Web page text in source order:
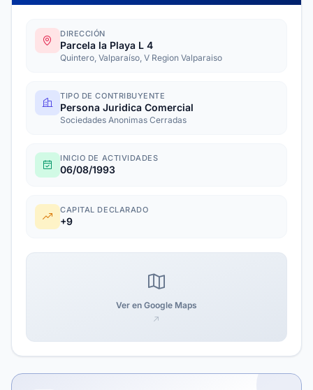
DIRECCIÓN
Parcela la Playa L 4
Quintero, Valparaíso, V Region Valparaiso
TIPO DE CONTRIBUYENTE
Persona Juridica Comercial
Sociedades Anonimas Cerradas
INICIO DE ACTIVIDADES
06/08/1993
CAPITAL DECLARADO
+9
Ver en Google Maps